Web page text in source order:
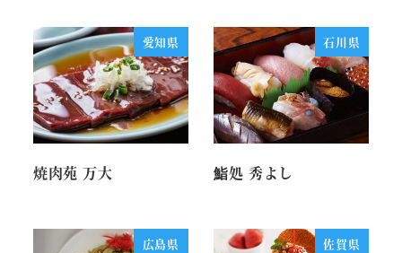
愛知県
焼肉苑 万大
石川県
鮨処 秀よし
広島県 佐賀県